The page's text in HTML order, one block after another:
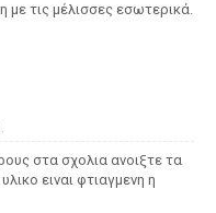
με τις μέλισσες εσωτερικά.
στα σχολια ανοιξτε τα
ειναι φτιαγμενη η